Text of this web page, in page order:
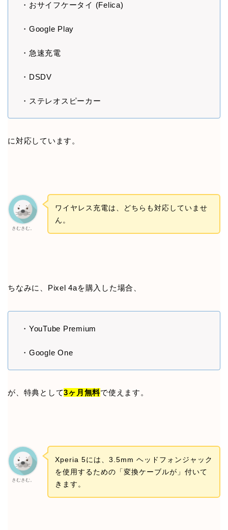
・おサイフケータイ (Felica)
・Google Play
・急速充電
・DSDV
・ステレオスピーカー
に対応しています。
きむきむ。
ワイヤレス充電は、どちらも対応していませ
ん。
ちなみに、Pixel 4aを購入した場合、
・YouTube Premium
・Google One
が、特典として3ヶ月無料で使えます。
きむきむ。
Xperia 5には、3.5mm ヘッドフォンジャック
を使用するための「変換ケーブルが」付いて
きます。